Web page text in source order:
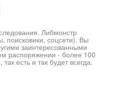
Либмонстр
поисковики, соцсети). Вы
заинтересованными
распоряжении - более 100
есть и так будет всегда.